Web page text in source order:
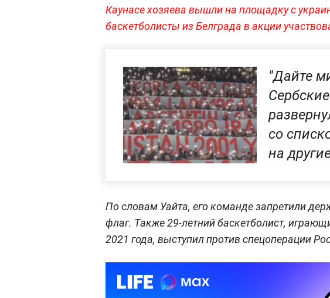
Каунасе хозяева вышли на площадку с
баскетболисты из Белграда в акции
"Дайте
со
на
По словам Уайта, его команде запретили
флаг. Также 29-летний баскетболист,
2021 года, выступил против спецоперации